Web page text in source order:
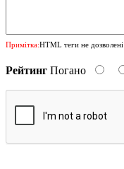
Примітка:HTML теги не
Рейтинг Погано